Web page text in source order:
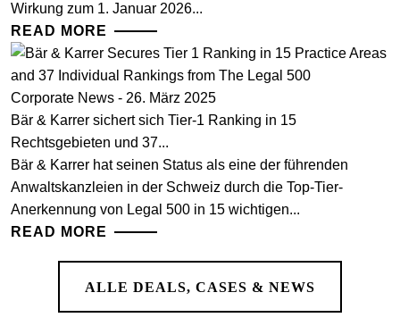
Wirkung zum 1. Januar 2026...
READ MORE
Corporate News - 26. März 2025
Bär & Karrer sichert sich Tier-1 Ranking in 15
Rechtsgebieten und 37...
Bär & Karrer hat seinen Status als eine der führenden
Anwaltskanzleien in der Schweiz durch die Top-Tier-
Anerkennung von Legal 500 in 15 wichtigen...
READ MORE
ALLE DEALS, CASES & NEWS